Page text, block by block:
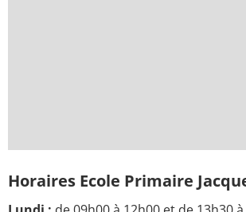
Horaires Ecole Primaire